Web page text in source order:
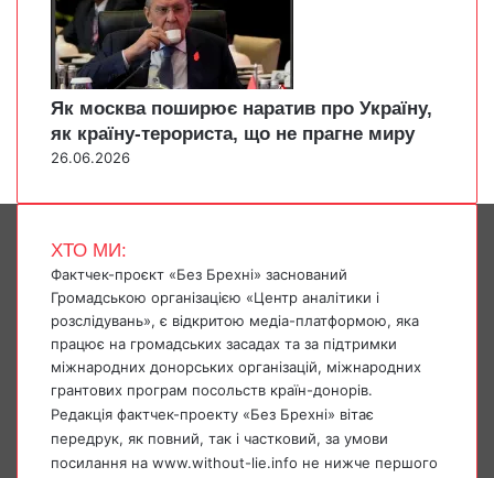
Як москва поширює наратив про Україну,
як країну-терориста, що не прагне миру
26.06.2026
ХТО МИ:
Фактчек-проєкт «Без Брехні» заснований
Громадською організацією «Центр аналітики і
розслідувань», є відкритою медіа-платформою, яка
працює на громадських засадах та за підтримки
міжнародних донорських організацій, міжнародних
грантових програм посольств країн-донорів.
Редакція фактчек-проекту «Без Брехні» вітає
передрук, як повний, так і частковий, за умови
посилання на www.without-lie.info не нижче першого